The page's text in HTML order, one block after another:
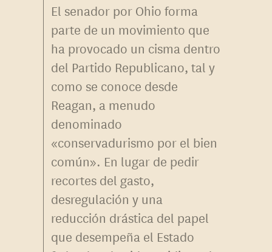
El senador por Ohio forma
parte de un movimiento que
ha provocado un cisma dentro
del Partido Republicano, tal y
como se conoce desde
Reagan, a menudo
denominado
«conservadurismo por el bien
común». En lugar de pedir
recortes del gasto,
desregulación y una
reducción drástica del papel
que desempeña el Estado